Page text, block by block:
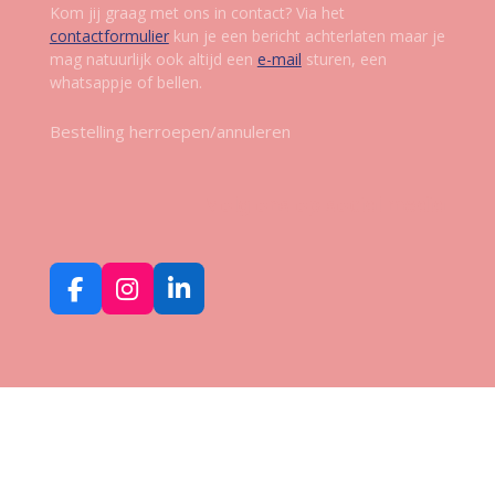
Kom jij graag met ons in contact? Via het
contactformulierkun je een bericht achterlaten maar je
mag natuurlijk ook altijd een e-mail sturen, een
whatsappje of bellen.
Bestelling herroepen/annuleren
F
a
b
I
n
a
L
i
e